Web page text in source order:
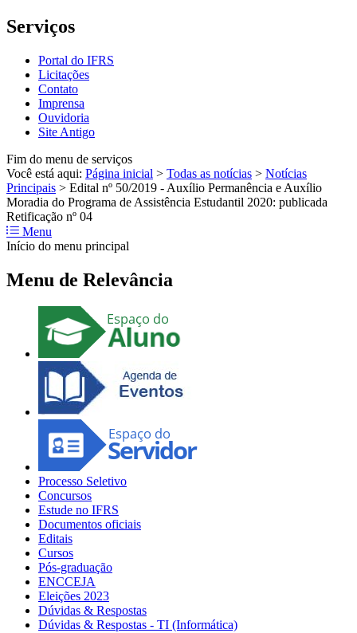
Serviços
Portal do IFRS
Licitações
Contato
Imprensa
Ouvidoria
Site Antigo
Fim do menu de serviços
Você está aqui: Página inicial > Todas as notícias > Notícias
Principais > Edital nº 50/2019 - Auxílio Permanência e Auxílio
Moradia do Programa de Assistência Estudantil 2020: publicada
Retificação nº 04
Menu
Início do menu principal
Menu de Relevância
Processo Seletivo
Concursos
Estude no IFRS
Documentos oficiais
Editais
Cursos
Pós-graduação
ENCCEJA
Eleições 2023
Dúvidas & Respostas
Dúvidas & Respostas - TI (Informática)